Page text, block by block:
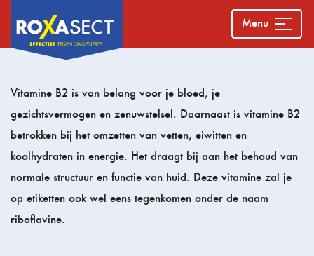
Menu
Vitamine B2 is van belang voor je bloed, je
gezichtsvermogen en zenuwstelsel. Daarnaast is vitamine B2
betrokken bij het omzetten van vetten, eiwitten en
koolhydraten in energie. Het draagt bij aan het behoud van
normale structuur en functie van huid. Deze vitamine zal je
op etiketten ook wel eens tegenkomen onder de naam
riboflavine.